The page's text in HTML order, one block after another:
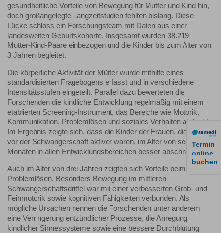
Termin
online
buchen
gesundheitliche Vorteile von Bewegung für Mutter und Kind hin,
doch großangelegte Langzeitstudien fehlten bislang. Diese
Lücke schloss ein Forschungsteam mit Daten aus einer
landesweiten Geburtskohorte. Insgesamt wurden 38.219
Mutter-Kind-Paare einbezogen und die Kinder bis zum Alter von
3 Jahren begleitet.
Die körperliche Aktivität der Mütter wurde mithilfe eines
standardisierten Fragebogens erfasst und in verschiedene
Intensitätsstufen eingeteilt. Parallel dazu bewerteten die
Forschenden die kindliche Entwicklung regelmäßig mit einem
etablierten Screening-Instrument, das Bereiche wie Motorik,
Kommunikation, Problemlösen und soziales Verhalten abdeckt.
Im Ergebnis zeigte sich, dass die Kinder der Frauen, die bereits
vor der Schwangerschaft aktiver waren, im Alter von sechs
Monaten in allen Entwicklungsbereichen besser abschnitten.
Auch im Alter von drei Jahren zeigten sich Vorteile beim
Problemlösen. Besonders Bewegung im mittleren
Schwangerschaftsdrittel war mit einer verbesserten Grob- und
Feinmotorik sowie kognitiven Fähigkeiten verbunden. Als
mögliche Ursachen nennen die Forschenden unter anderem
eine Verringerung entzündlicher Prozesse, die Anregung
kindlicher Sinnessysteme sowie eine bessere Durchblutung